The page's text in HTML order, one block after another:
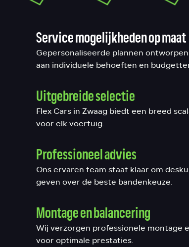
Service mogelijkheden op maat
Gepersonaliseerde plannen
aan individuele behoeften en
Uitgebreide selectie
Flex Cars in Zwaag biedt een breed
voor elk voertuig.
Professioneel advies
Ons ervaren team staat klaar om
geven over de beste bandenkeuze.
Montage en balancering
Wij verzorgen professionele montage
voor optimale prestaties.